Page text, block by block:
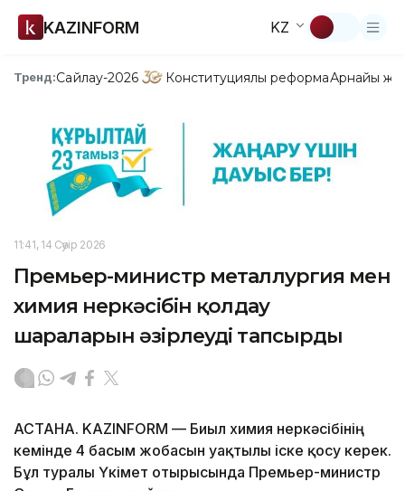
KAZINFORM KZ
Тренд:Сайлау-2026 Конституциялық реформаАрнайы
11:41, 14 Сәуір 2026
Премьер-министр металлургия мен
химия өнеркәсібін қолдау
шараларын әзірлеуді тапсырды
АСТАНА. KAZINFORM — Биыл химия өнеркәсібінің
кемінде 4 басым жобасын уақтылы іске қосу керек.
Бұл туралы Үкімет отырысында Премьер-министр